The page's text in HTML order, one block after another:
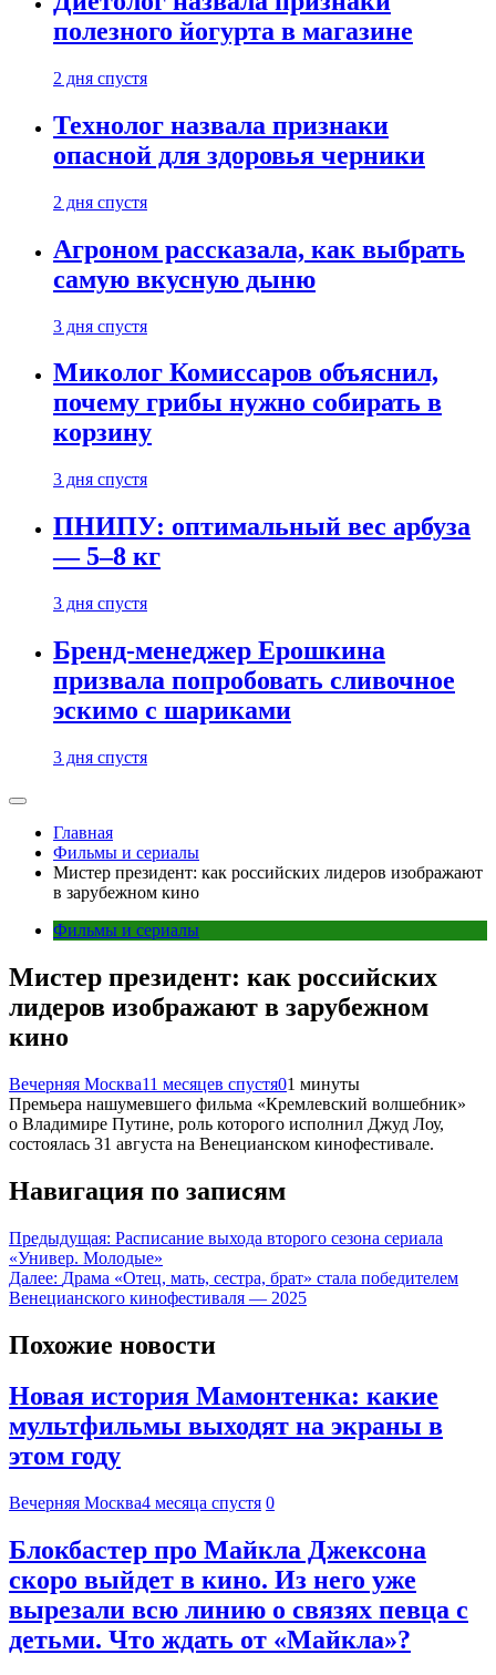
полезного йогурта в магазине
2 дня спустя
Технолог назвала признаки
опасной для здоровья черники
2 дня спустя
Агроном рассказала, как выбрать
самую вкусную дыню
3 дня спустя
Миколог Комиссаров объяснил,
почему грибы нужно собирать в
корзину
3 дня спустя
ПНИПУ: оптимальный вес арбуза
— 5–8 кг
3 дня спустя
Бренд-менеджер Ерошкина
призвала попробовать сливочное
эскимо с шариками
3 дня спустя
Главная
Фильмы и сериалы
Мистер президент: как российских лидеров изображают
в зарубежном кино
Фильмы и сериалы
Мистер президент: как российских
лидеров изображают в зарубежном
кино
Вечерняя Москва11 месяцев спустя01 минуты
Премьера нашумевшего фильма «Кремлевский волшебник»
о Владимире Путине, роль которого исполнил Джуд Лоу,
состоялась 31 августа на Венецианском кинофестивале.
Навигация по записям
Предыдущая: Расписание выхода второго сезона сериала
«Универ. Молодые»
Далее: Драма «Отец, мать, сестра, брат» стала победителем
Венецианского кинофестиваля — 2025
Похожие новости
Новая история Мамонтенка: какие
мультфильмы выходят на экраны в
этом году
Вечерняя Москва4 месяца спустя 0
Блокбастер про Майкла Джексона
скоро выйдет в кино. Из него уже
вырезали всю линию о связях певца с
детьми. Что ждать от «Майкла»?